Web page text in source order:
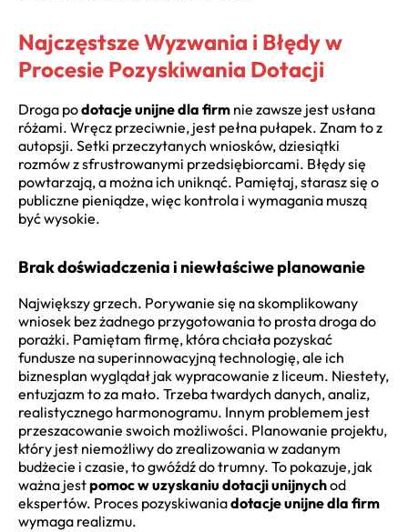
Najczęstsze Wyzwania i Błędy w
Procesie Pozyskiwania Dotacji
Droga podotacje unijne dla firm nie zawsze jest usłana
różami. Wręcz przeciwnie, jest pełna pułapek. Znam to z
autopsji. Setki przeczytanych wniosków, dziesiątki
rozmów z sfrustrowanymi przedsiębiorcami. Błędy się
powtarzają, a można ich uniknąć. Pamiętaj, starasz się o
publiczne pieniądze, więc kontrola i wymagania muszą
być wysokie.
Brak doświadczenia i niewłaściwe planowanie
Największy grzech. Porywanie się na skomplikowany
wniosek bez żadnego przygotowania to prosta droga do
porażki. Pamiętam firmę, która chciała pozyskać
fundusze na superinnowacyjną technologię, ale ich
biznesplan wyglądał jak wypracowanie z liceum. Niestety,
entuzjazm to za mało. Trzeba twardych danych, analiz,
realistycznego harmonogramu. Innym problemem jest
przeszacowanie swoich możliwości. Planowanie projektu,
który jest niemożliwy do zrealizowania w zadanym
budżecie i czasie, to gwóźdź do trumny. To pokazuje, jak
ważna jestpomoc w uzyskaniu dotacji unijnychod
ekspertów. Proces pozyskiwaniadotacje unijne dla firm
wymaga realizmu.